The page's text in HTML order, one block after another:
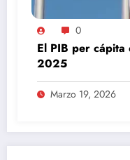
0
El PIB per
2025
Marzo 19, 2026